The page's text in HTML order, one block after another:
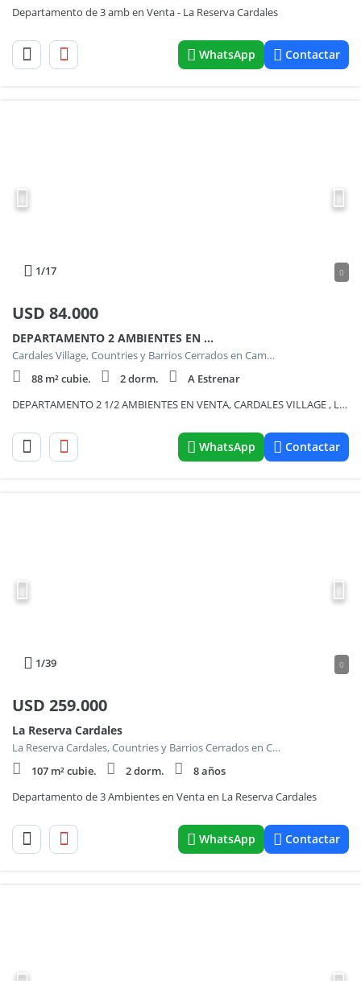
Departamento de 3 amb en Venta - La Reserva Cardales
WhatsApp Contactar
1/17 0
USD 84.000
DEPARTAMENTO 2 AMBIENTES EN VENTA, CARDALES VILLAGE , LOS CARDALES
Cardales Village, Countries y Barrios Cerrados en Campana
88 m² cubie.
2 dorm.
A Estrenar
DEPARTAMENTO 2 1/2 AMBIENTES EN VENTA, CARDALES VILLAGE , LOS CARDALES
WhatsApp Contactar
1/39 0
USD 259.000
La Reserva Cardales
La Reserva Cardales, Countries y Barrios Cerrados en Campana
107 m² cubie.
2 dorm.
8 años
Departamento de 3 Ambientes en Venta en La Reserva Cardales
WhatsApp Contactar